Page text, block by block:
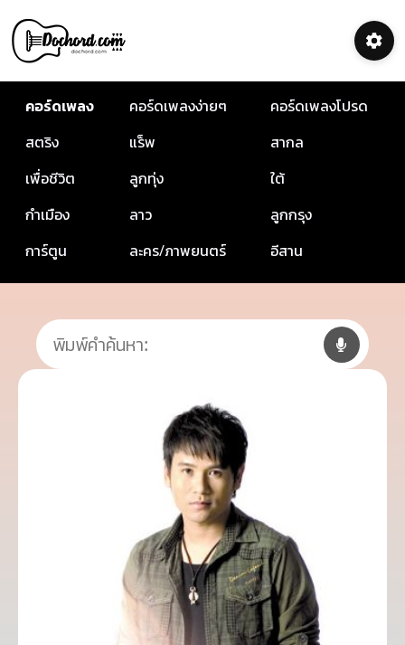
คอร์ดเพลง คอร์ดเพลงง่ายๆ
คอร์ดเพลงโปรด
สตริง
แร็พ
สากล
เพื่อชีวิต
ลูกทุ่ง
ใต้
กำเมือง
ลาว
ลูกกรุง
การ์ตูน
ละคร/ภาพยนตร์ อีสาน